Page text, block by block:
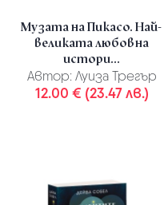
Музата на Пикасо. Най-
великата любовна
истори...
Автор: Луиза Трегър
12.00 € (23.47 лв.)